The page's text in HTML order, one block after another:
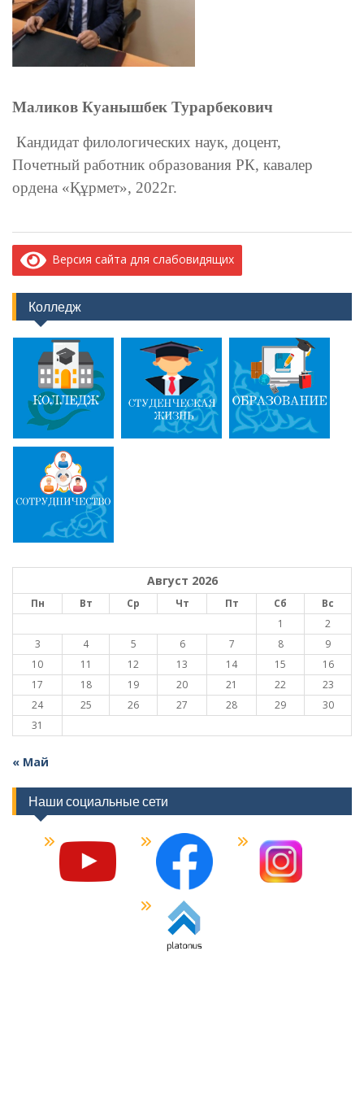
Маликов Куанышбек Турарбекович
Кандидат филологических наук, доцент,
Почетный работник образования РК, кавалер
ордена «Құрмет», 2022г.
Версия сайта для слабовидящих
Колледж
Август 2026
Пн Вт Ср Чт Пт Сб
Вс
1
2
3
4 5 6 7 8
9
10
11 12 13 14 15
16
17
18 19 20 21 22
23
24
25 26 27 28 29
30
31
« Май
Наши социальные сети